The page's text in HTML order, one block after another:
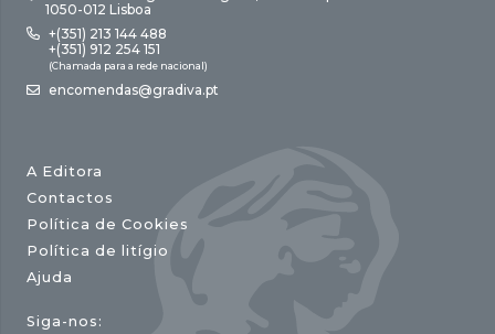
1050-012 Lisboa
+(351) 213 144 488
+(351) 912 254 151
(Chamada para a rede nacional)
encomendas@gradiva.pt
A Editora
Contactos
Política de Cookies
Política de litígio
Ajuda
Siga-nos: